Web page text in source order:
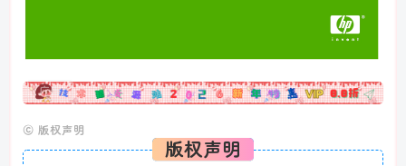
广告
© 版权声明
版权声明